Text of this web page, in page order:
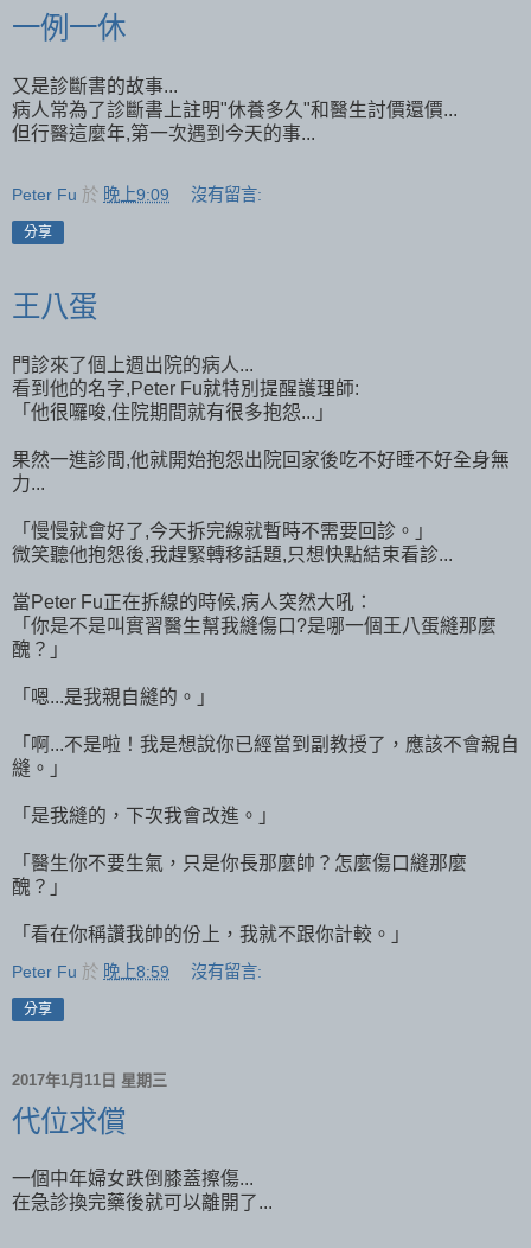
一例一休
又是診斷書的故事...
病人常為了診斷書上註明"休養多久"和醫生討價還價...
但行醫這麼年,第一次遇到今天的事...
Peter Fu 於 晚上9:09 沒有留言:
分享
王八蛋
門診來了個上週出院的病人...
看到他的名字,Peter Fu就特別提醒護理師:
「他很囉唆,住院期間就有很多抱怨...」
果然一進診間,他就開始抱怨出院回家後吃不好睡不好全身無
力...
「慢慢就會好了,今天拆完線就暫時不需要回診。」
微笑聽他抱怨後,我趕緊轉移話題,只想快點結束看診...
當Peter Fu正在拆線的時候,病人突然大吼：
「你是不是叫實習醫生幫我縫傷口?是哪一個王八蛋縫那麼
醜？」
「嗯...是我親自縫的。」
「啊...不是啦！我是想說你已經當到副教授了，應該不會親自
縫。」
「是我縫的，下次我會改進。」
「醫生你不要生氣，只是你長那麼帥？怎麼傷口縫那麼
醜？」
「看在你稱讚我帥的份上，我就不跟你計較。」
Peter Fu 於 晚上8:59 沒有留言:
分享
2017年1月11日 星期三
代位求償
一個中年婦女跌倒膝蓋擦傷...
在急診換完藥後就可以離開了...